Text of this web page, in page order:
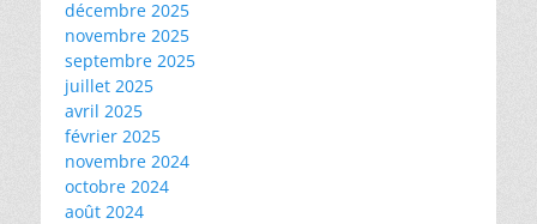
décembre 2025
novembre 2025
septembre 2025
juillet 2025
avril 2025
février 2025
novembre 2024
octobre 2024
août 2024